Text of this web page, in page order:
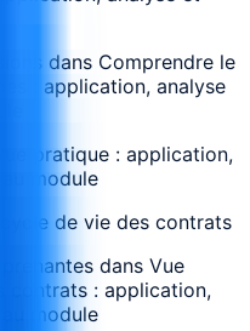
dans Comprendre le
: application, analyse
pratique : application,
module
de vie des contrats
dans Vue
contrats : application,
module